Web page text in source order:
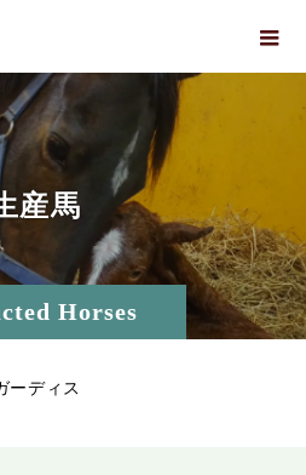
Horses
産馬
ーディス